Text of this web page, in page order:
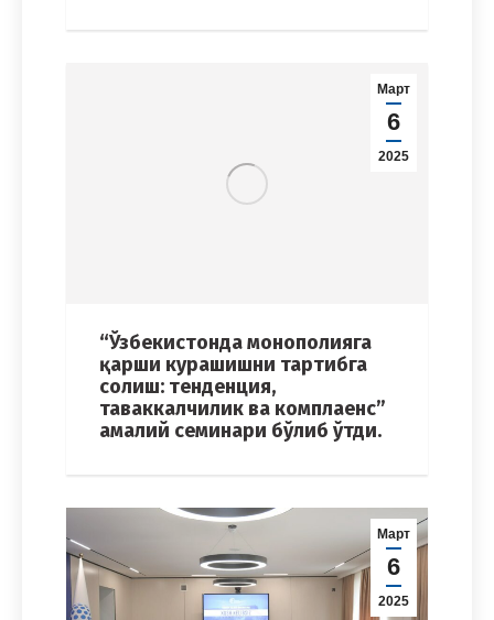
Март
6
2025
“Ўзбекистонда монополияга
қарши курашишни тартибга
солиш: тенденция,
таваккалчилик ва комплаенс”
амалий семинари бўлиб ўтди.
Март
6
2025